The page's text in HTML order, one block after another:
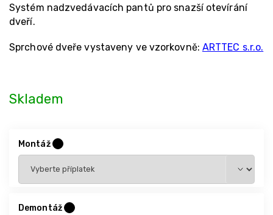
Skladem
Montáž
Demontáž
Systém nadzvedávacích pantů pro snazší otevírání
dveří.
Sprchové dveře vystaveny ve vzorkovně: ARTTEC s.r.o.